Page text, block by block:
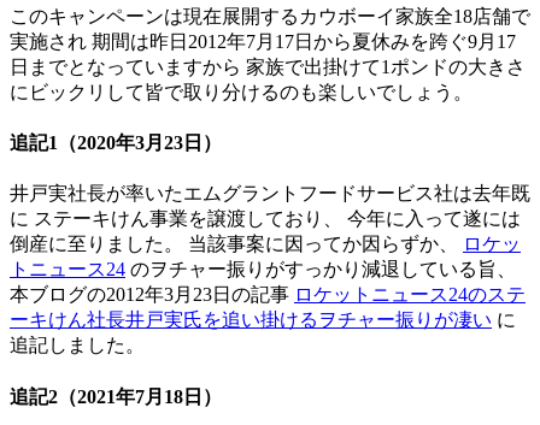
このキャンペーンは現在展開するカウボーイ家族全18店舗で
実施され 期間は昨日2012年7月17日から夏休みを跨ぐ9月17
日までとなっていますから 家族で出掛けて1ポンドの大きさ
にビックリして皆で取り分けるのも楽しいでしょう。
追記1 （2020年3月23日）
井戸実社長が率いたエムグラントフードサービス社は去年既
に ステーキけん事業を譲渡しており、 今年に入って遂には
倒産に至りました。 当該事案に因ってか因らずか、
ロケッ
トニュース24 のヲチャー振りがすっかり減退している旨、
本ブログの2012年3月23日の記事 ロケットニュース24のステ
ーキけん社長井戸実氏を追い掛けるヲチャー振りが凄い に
追記しました。
追記2 （2021年7月18日）